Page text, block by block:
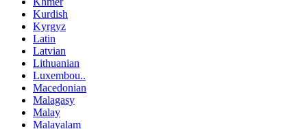
Kurdish
Kyrgyz
Latin
Latvian
Lithuanian
Luxembou..
Macedonian
Malagasy
Malay
Malayalam